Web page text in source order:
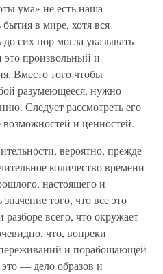
ума» не есть наша
в мире, хотя вся
сих пор могла указывать
это произвольный и
Вместо того чтобы
разумеющееся, нужно
Следует рассмотреть его
и ценностей.
вероятно, прежде
количество времени
настоящего и
того, что все это
всего, что окружает
что, вопреки
и порабощающей
— дело образов и